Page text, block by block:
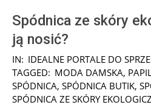
Spódnica ze skóry
ją nosić?
2025-
03-
20
IN: IDEALNE PORTALE DO
TAGGED: MODA DAMSKA,
SPÓDNICA, SPÓDNICA BUTIK,
SPÓDNICA ZE SKÓRY